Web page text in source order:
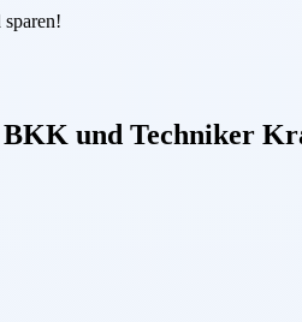
BKK und Techniker